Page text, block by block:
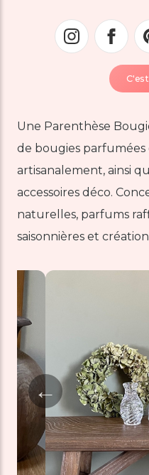
Une Parenthèse
de bougies
artisanalement, ainsi
accessoires déco.
naturelles, parfums
saisonnières et
←